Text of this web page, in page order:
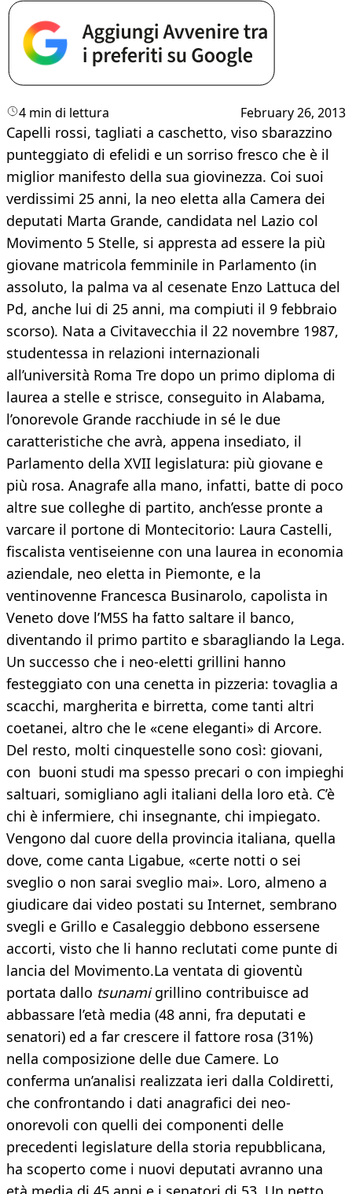
4 min di lettura February 26, 2013
Capelli rossi, tagliati a caschetto, viso sbarazzino
punteggiato di efelidi e un sorriso fresco che è il
miglior manifesto della sua giovinezza. Coi suoi
verdissimi 25 anni, la neo eletta alla Camera dei
deputati Marta Grande, candidata nel Lazio col
Movimento 5 Stelle, si appresta ad essere la più
giovane matricola femminile in Parlamento (in
assoluto, la palma va al cesenate Enzo Lattuca del
Pd, anche lui di 25 anni, ma compiuti il 9 febbraio
scorso). Nata a Civitavecchia il 22 novembre 1987,
studentessa in relazioni internazionali
all’università Roma Tre dopo un primo diploma di
laurea a stelle e strisce, conseguito in Alabama,
l’onorevole Grande racchiude in sé le due
caratteristiche che avrà, appena insediato, il
Parlamento della XVII legislatura: più giovane e
più rosa. Anagrafe alla mano, infatti, batte di poco
altre sue colleghe di partito, anch’esse pronte a
varcare il portone di Montecitorio: Laura Castelli,
fiscalista ventiseienne con una laurea in economia
aziendale, neo eletta in Piemonte, e la
ventinovenne Francesca Businarolo, capolista in
Veneto dove l’M5S ha fatto saltare il banco,
diventando il primo partito e sbaragliando la Lega.
Un successo che i neo-eletti grillini hanno
festeggiato con una cenetta in pizzeria: tovaglia a
scacchi, margherita e birretta, come tanti altri
coetanei, altro che le «cene eleganti» di Arcore.
Del resto, molti cinquestelle sono così: giovani,
con buoni studi ma spesso precari o con impieghi
saltuari, somigliano agli italiani della loro età. C’è
chi è infermiere, chi insegnante, chi impiegato.
Vengono dal cuore della provincia italiana, quella
dove, come canta Ligabue, «certe notti o sei
sveglio o non sarai sveglio mai». Loro, almeno a
giudicare dai video postati su Internet, sembrano
svegli e Grillo e Casaleggio debbono essersene
accorti, visto che li hanno reclutati come punte di
lancia del Movimento.La ventata di gioventù
portata dallo tsunamigrillino contribuisce ad
abbassare l’età media (48 anni, fra deputati e
senatori) ed a far crescere il fattore rosa (31%)
nella composizione delle due Camere. Lo
conferma un’analisi realizzata ieri dalla Coldiretti,
che confrontando i dati anagrafici dei neo-
onorevoli con quelli dei componenti delle
precedenti legislature della storia repubblicana,
ha scoperto come i nuovi deputati avranno una